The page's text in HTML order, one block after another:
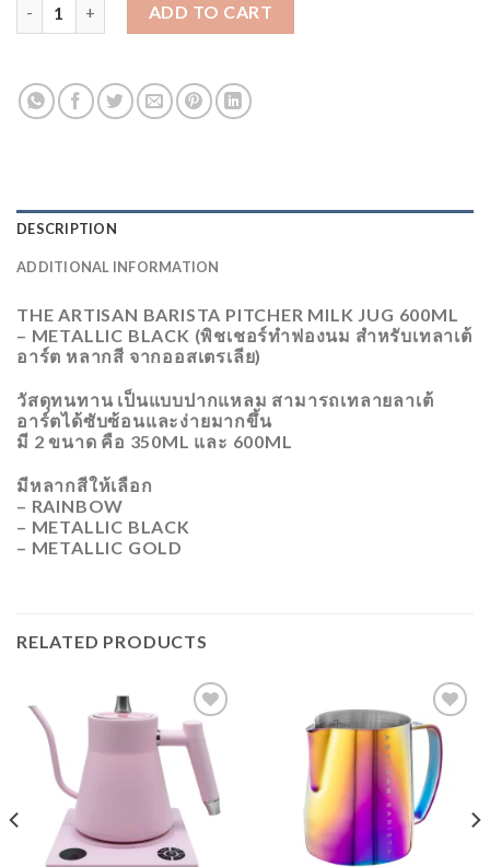
ADD TO CART
DESCRIPTION
ADDITIONAL INFORMATION
THE ARTISAN BARISTA PITCHER MILK JUG 600ML
– METALLIC BLACK (พิชเชอร์ทำฟองนม สำหรับเทลาเต้
อาร์ต​ หลากสี จากออสเตรเลีย)
วัสดุทนทาน เป็นแบบปากแหลม สามารถเทลายลาเต้
อาร์ตได้ซับซ้อนและง่ายมากขึ้น
มี 2 ขนาด คือ 350ML และ 600ML
มีหลากสีให้เลือก
– RAINBOW
– METALLIC BLACK
– METALLIC GOLD
RELATED PRODUCTS
ADD
TO
WISHLIST
TO
WISHLIST